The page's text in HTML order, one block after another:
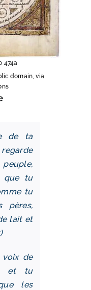
474a
domain, via
de ta
que tu
tu
pères,
lait et
de
et tu
les